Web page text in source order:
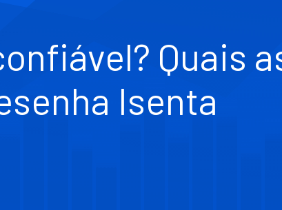
Quais
Isenta